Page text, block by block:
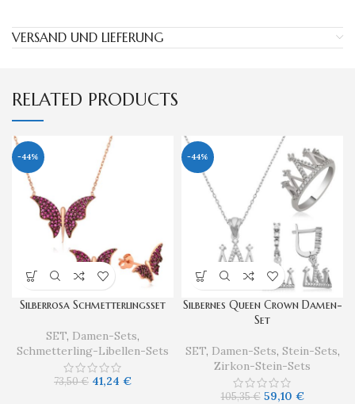
VERSAND UND LIEFERUNG
RELATED PRODUCTS
-44%
Silberrosa Schmetterlingsset
SET, Damen-Sets,
Schmetterling-Libellen-Sets
73,50€ 41,24 €
-44%
Silbernes Queen Crown Damen-
Set
SET, Damen-Sets, Stein-Sets,
Zirkon-Stein-Sets
105,35€ 59,10 €